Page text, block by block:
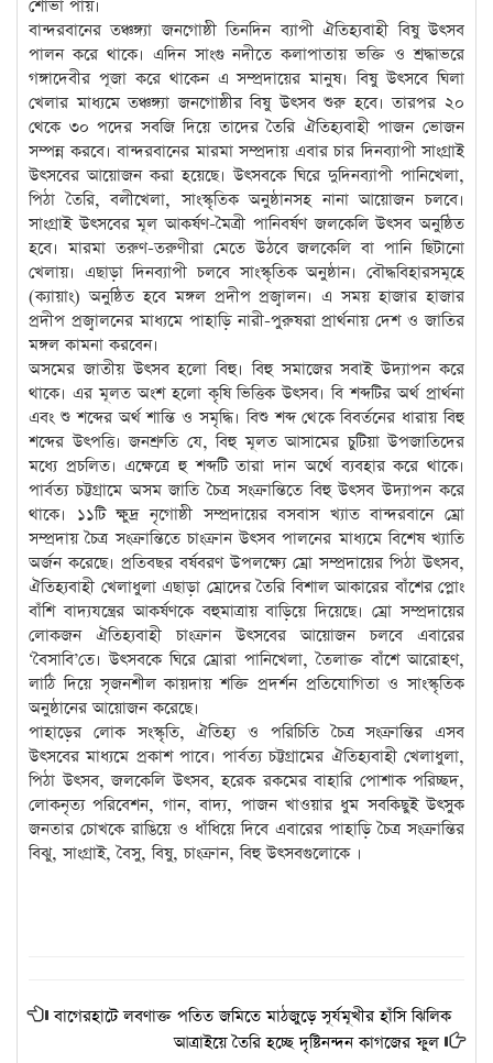
শোভা পায়।
বান্দরবানের তঞ্চঙ্গ্যা জনগোষ্ঠী তিনদিন ব্যাপী ঐতিহ্যবাহী বিষু উৎসব
পালন করে থাকে। এদিন সাংগু নদীতে কলাপাতায় ভক্তি ও শ্রদ্ধাভরে
গঙ্গাদেবীর পূজা করে থাকেন এ সম্প্রদায়ের মানুষ। বিষু উৎসবে ঘিলা
খেলার মাধ্যমে তঞ্চঙ্গ্যা জনগোষ্ঠীর বিষু উৎসব শুরু হবে। তারপর ২০
থেকে ৩০ পদের সবজি দিয়ে তাদের তৈরি ঐতিহ্যবাহী পাজন ভোজন
সম্পন্ন করবে। বান্দরবানের মারমা সম্প্রদায় এবার চার দিনব্যাপী সাংগ্রাই
উৎসবের আয়োজন করা হয়েছে। উৎসবকে ঘিরে দুদিনব্যাপী পানিখেলা,
পিঠা তৈরি, বলীখেলা, সাংস্কৃতিক অনুষ্ঠানসহ নানা আয়োজন চলবে।
সাংগ্রাই উৎসবের মূল আকর্ষণ-মৈত্রী পানিবর্ষণ জলকেলি উৎসব অনুষ্ঠিত
হবে। মারমা তরুণ-তরুণীরা মেতে উঠবে জলকেলি বা পানি ছিটানো
খেলায়। এছাড়া দিনব্যাপী চলবে সাংস্কৃতিক অনুষ্ঠান। বৌদ্ধবিহারসমূহে
(ক্যায়াং) অনুষ্ঠিত হবে মঙ্গল প্রদীপ প্রজ্বালন। এ সময় হাজার হাজার
প্রদীপ প্রজ্বালনের মাধ্যমে পাহাড়ি নারী-পুরুষরা প্রার্থনায় দেশ ও জাতির
মঙ্গল কামনা করবেন।
অসমের জাতীয় উৎসব হলো বিহু। বিহু সমাজের সবাই উদ্যাপন করে
থাকে। এর মূলত অংশ হলো কৃষি ভিত্তিক উৎসব। বি শব্দটির অর্থ প্রার্থনা
এবং শু শব্দের অর্থ শান্তি ও সমৃদ্ধি। বিশু শব্দ থেকে বিবর্তনের ধারায় বিহু
শব্দের উৎপত্তি। জনশ্রুতি যে, বিহু মূলত আসামের চুটিয়া উপজাতিদের
মধ্যে প্রচলিত। এক্ষেত্রে হু শব্দটি তারা দান অর্থে ব্যবহার করে থাকে।
পার্বত্য চট্টগ্রামে অসম জাতি চৈত্র সংক্রান্তিতে বিহু উৎসব উদ্যাপন করে
থাকে। ১১টি ক্ষুদ্র নৃগোষ্ঠী সম্প্রদায়ের বসবাস খ্যাত বান্দরবানে ম্রো
সম্প্রদায় চৈত্র সংক্রান্তিতে চাংক্রান উৎসব পালনের মাধ্যমে বিশেষ খ্যাতি
অর্জন করেছে। প্রতিবছর বর্ষবরণ উপলক্ষ্যে ম্রো সম্প্রদায়ের পিঠা উৎসব,
ঐতিহ্যবাহী খেলাধুলা এছাড়া ম্রোদের তৈরি বিশাল আকারের বাঁশের প্লোং
বাঁশি বাদ্যযন্ত্রের আকর্ষণকে বহুমাত্রায় বাড়িয়ে দিয়েছে। ম্রো সম্প্রদায়ের
লোকজন ঐতিহ্যবাহী চাংক্রান উৎসবের আয়োজন চলবে এবারের
‘বৈসাবি’তে। উৎসবকে ঘিরে ম্রোরা পানিখেলা, তৈলাক্ত বাঁশে আরোহণ,
লাঠি দিয়ে সৃজনশীল কায়দায় শক্তি প্রদর্শন প্রতিযোগিতা ও সাংস্কৃতিক
অনুষ্ঠানের আয়োজন করেছে।
পাহাড়ের লোক সংস্কৃতি, ঐতিহ্য ও পরিচিতি চৈত্র সংক্রান্তির এসব
উৎসবের মাধ্যমে প্রকাশ পাবে। পার্বত্য চট্টগ্রামের ঐতিহ্যবাহী খেলাধুলা,
পিঠা উৎসব, জলকেলি উৎসব, হরেক রকমের বাহারি পোশাক পরিচ্ছদ,
লোকনৃত্য পরিবেশন, গান, বাদ্য, পাজন খাওয়ার ধুম সবকিছুই উৎসুক
জনতার চোখকে রাঙিয়ে ও ধাঁধিয়ে দিবে এবারের পাহাড়ি চৈত্র সংক্রান্তির
বিঝু, সাংগ্রাই, বৈসু, বিষু, চাংক্রান, বিহু উৎসবগুলোকে ।
বাগেরহাটে লবণাক্ত পতিত জমিতে মাঠজুড়ে সূর্যমূখীর হাঁসি ঝিলিক
আত্রাইয়ে তৈরি হচ্ছে দৃষ্টিনন্দন কাগজের ফুল